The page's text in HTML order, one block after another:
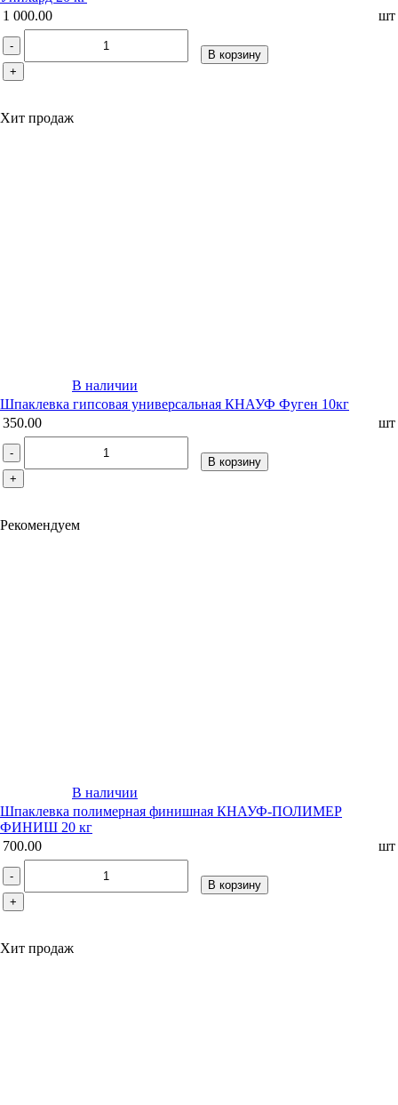
1 000.00
шт
-
+
В корзину
Хит продаж
В наличии
Шпаклевка гипсовая универсальная КНАУФ Фуген 10кг
350.00
шт
-
+
В корзину
Рекомендуем
В наличии
Шпаклевка полимерная финишная КНАУФ-ПОЛИМЕР
ФИНИШ 20 кг
700.00
шт
-
+
В корзину
Хит продаж